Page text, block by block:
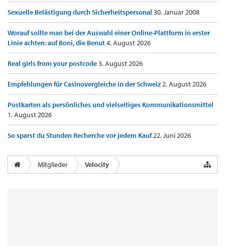
Sexuelle Belästigung durch Sicherheitspersonal 30. Januar 2008
Worauf sollte man bei der Auswahl einer Online-Plattform in erster
Linie achten: auf Boni, die Benut4. August 2026
Real girls from your postcode3. August 2026
Empfehlungen für Casinovergleiche in der Schweiz2. August 2026
Postkarten als persönliches und vielseitiges Kommunikationsmittel
1. August 2026
So sparst du Stunden Recherche vor jedem Kauf22. Juni 2026
Mitglieder Velocity